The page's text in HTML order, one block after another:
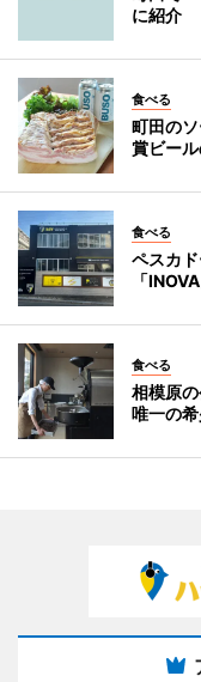
に紹介
食べる
町田の
賞ビー
食べる
ペスカ
「
食べる
相模原
唯一の